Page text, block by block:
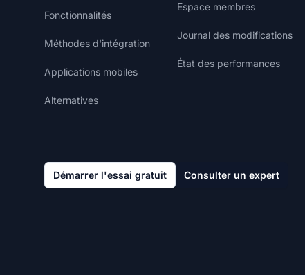
Fonctionnalités
Méthodes d'intégration
Applications mobiles
Alternatives
Espace membres
Journal des modifications
État des performances
Démarrer l'essai gratuit Consulter un expert